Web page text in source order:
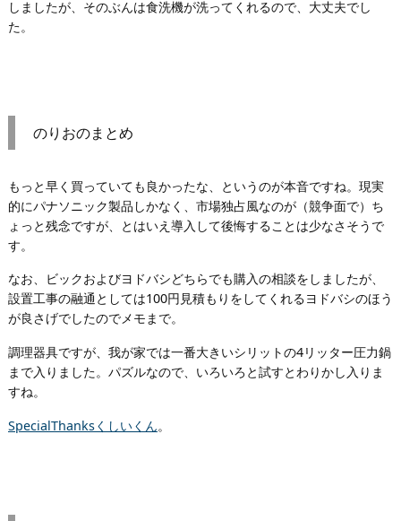
しましたが、そのぶんは食洗機が洗ってくれるので、大丈夫でし
た。
のりおのまとめ
もっと早く買っていても良かったな、というのが本音ですね。現実
的にパナソニック製品しかなく、市場独占風なのが（競争面で）ち
ょっと残念ですが、とはいえ導入して後悔することは少なさそうで
す。
なお、ビックおよびヨドバシどちらでも購入の相談をしましたが、
設置工事の融通としては100円見積もりをしてくれるヨドバシのほう
が良さげでしたのでメモまで。
調理器具ですが、我が家では一番大きいシリットの4リッター圧力鍋
まで入りました。パズルなので、いろいろと試すとわりかし入りま
すね。
SpecialThanksくしいくん。